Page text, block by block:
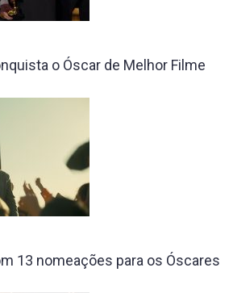
o Óscar de Melhor Filme
13 nomeações para os Óscares